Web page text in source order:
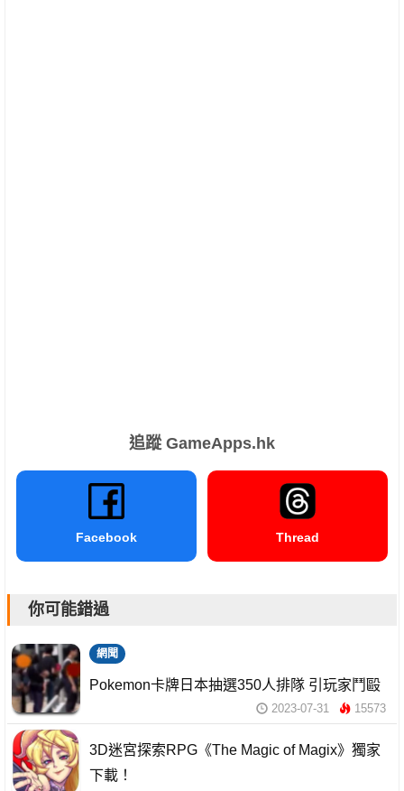
追蹤 GameApps.hk
Facebook Thread
你可能錯過
網聞
Pokemon卡牌日本抽選350人排隊 引玩家鬥毆
2023-07-31 15573
3D迷宮探索RPG《The Magic of Magix》獨家
下載！